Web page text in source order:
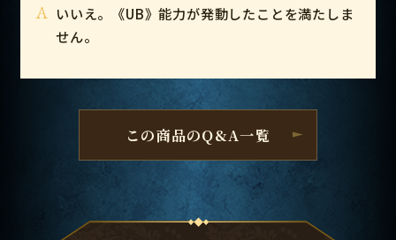
A いいえ。《UB》能力が発動したことを満たしま
せん。
この商品のQ&A一覧